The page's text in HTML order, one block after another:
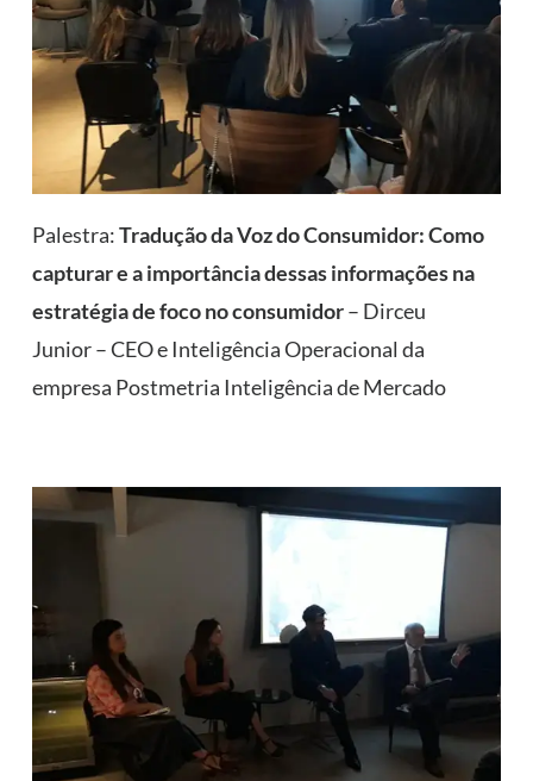
Palestra:Tradução da Voz do Consumidor: Como
capturar e a importância dessas informações na
estratégia de foco no consumidor– Dirceu
Junior – CEO e Inteligência Operacional da
empresa Postmetria Inteligência de Mercado